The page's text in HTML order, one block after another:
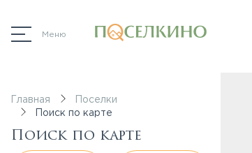
Меню
Главная
Поселки
Поиск по карте
Поиск по карте